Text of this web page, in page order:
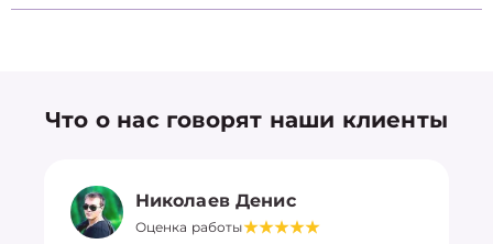
Что о нас говорят наши клиенты
Николаев Денис
Оценка работы